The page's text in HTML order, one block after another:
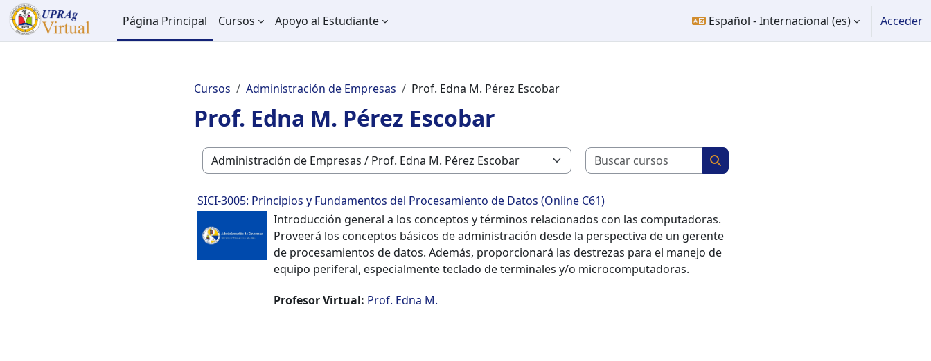
Salta al contenido principal
Página Principal
Cursos Apoyo al Estudiante Español - Internacional ‎(es)‎ Acceder
Cursos Administración de Empresas Prof. Edna M. Pérez Escobar
Prof. Edna M. Pérez Escobar
Categorías
Buscar cursos
Buscar cursos
SICI-3005: Principios y Fundamentos del Procesamiento de Datos (Online C61)
Introducción general a los conceptos y términos relacionados con las computadoras.
Proveerá los conceptos básicos de administración desde la perspectiva de un gerente
de procesamientos de datos. Además, proporcionará las destrezas para el manejo de
equipo periferal, especialmente teclado de terminales y/o microcomputadoras.
Profesor Virtual: Prof. Edna M.